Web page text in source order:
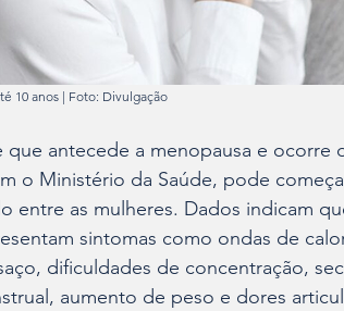
10 anos | Foto: Divulgação
que antecede a menopausa e ocorre
o Ministério da Saúde, pode
entre as mulheres. Dados indicam
sintomas como ondas de
dificuldades de concentração,
aumento de peso e dores